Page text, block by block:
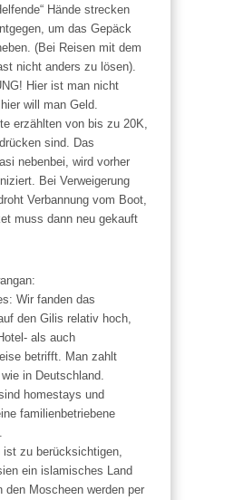
Hände strecken
um das Gepäck
(Bei Reisen mit dem
nicht anders zu lösen).
! Hier ist man nicht
will man Geld.
erzählten von bis zu 20K,
sind. Das
nebenbei, wird vorher
Bei Verweigerung
Verbannung vom Boot,
muss dann neu gekauft
Wir fanden das
den Gilis relativ hoch,
als auch
betrifft. Man zahlt
in Deutschland.
homestays und
familienbetriebene
ist zu berücksichtigen,
ein islamisches Land
den Moscheen werden per